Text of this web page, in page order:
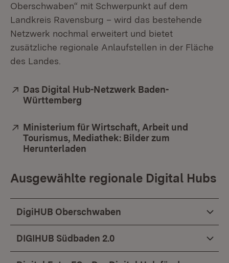
Oberschwaben“ mit Schwerpunkt auf dem
Landkreis Ravensburg – wird das bestehende
Netzwerk nochmal erweitert und bietet
zusätzliche regionale Anlaufstellen in der Fläche
des Landes.
Extern:
Das Digital Hub-Netzwerk Baden-
Württemberg
Extern:
Ministerium für Wirtschaft, Arbeit und
Tourismus, Mediathek: Bilder zum
Herunterladen
Ausgewählte regionale Digital Hubs
DigiHUB Oberschwaben
DIGIHUB Südbaden 2.0